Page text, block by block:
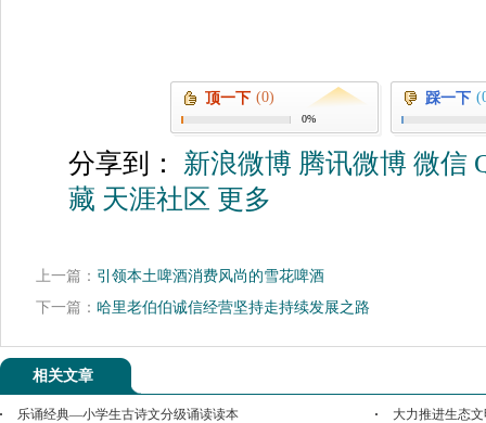
顶一下 (0)
0%
踩一下
分享到： 新浪微博 腾讯微博 微信
藏 天涯社区 更多
上一篇： 引领本土啤酒消费风尚的雪花啤酒
下一篇： 哈里老伯伯诚信经营坚持走持续发展之路
相关文章
乐诵经典—小学生古诗文分级诵读读本
大力推进生态